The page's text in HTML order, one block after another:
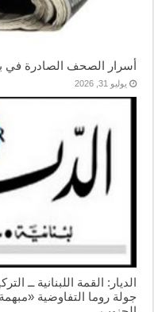
أسرار الصحف الصادرة في بيروت
يوليو 31, 2026
الديار: القمة اللبنانية ــ
جولة روما التفاوضية